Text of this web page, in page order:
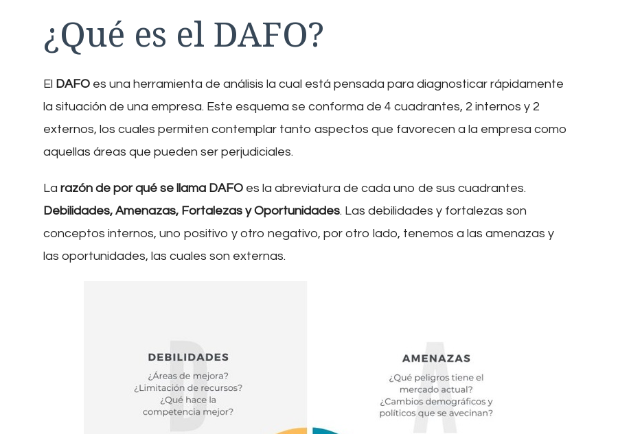
¿Qué es el DAFO?
El DAFO es una herramienta de análisis la cual está pensada para diagnosticar rápidamente
la situación de una empresa. Este esquema se conforma de 4 cuadrantes, 2 internos y 2
externos, los cuales permiten contemplar tanto aspectos que favorecen a la empresa como
aquellas áreas que pueden ser perjudiciales.
La razón de por qué se llama DAFO es la abreviatura de cada uno de sus cuadrantes.
Debilidades, Amenazas, Fortalezas y Oportunidades. Las debilidades y fortalezas son
conceptos internos, uno positivo y otro negativo, por otro lado, tenemos a las amenazas y
las oportunidades, las cuales son externas.